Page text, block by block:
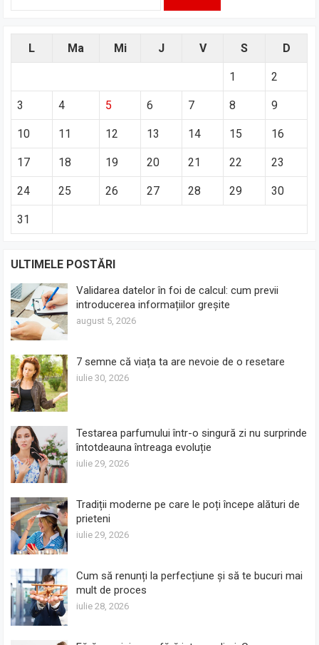
L Ma Mi J V S D
1 2
3 4 5 6 7 8 9
10 11 12 13 14 15 16
17 18 19 20 21 22 23
24 25 26 27 28 29 30
31
ULTIMELE POSTĂRI
Validarea datelor în foi de calcul: cum previi
introducerea informațiilor greșite
august 5, 2026
7 semne că viața ta are nevoie de o resetare
iulie 30, 2026
Testarea parfumului într-o singură zi nu surprinde
întotdeauna întreaga evoluție
iulie 29, 2026
Tradiții moderne pe care le poți începe alături de
prieteni
iulie 29, 2026
Cum să renunți la perfecțiune și să te bucuri mai
mult de proces
iulie 28, 2026